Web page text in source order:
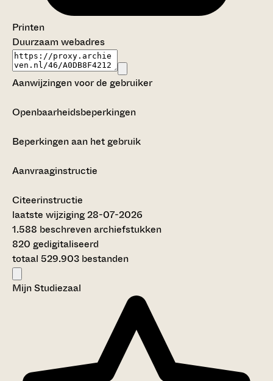
Printen
Duurzaam webadres
Aanwijzingen voor de gebruiker
Openbaarheidsbeperkingen
Beperkingen aan het gebruik
Aanvraaginstructie
Citeerinstructie
laatste wijziging 28-07-2026
1.588 beschreven archiefstukken
820 gedigitaliseerd
totaal 529.903 bestanden
Mijn Studiezaal